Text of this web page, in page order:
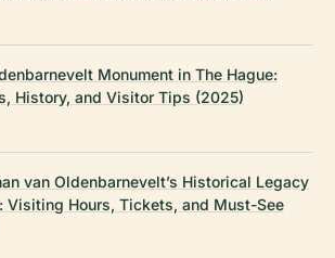
Monument in The Hague:
History, and Visitor Tips (2025)
van Oldenbarnevelt’s Historical Legacy
Visiting Hours, Tickets, and Must-See